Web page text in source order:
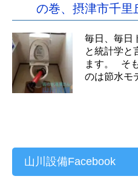
の巻、摂津市千里
毎日、毎日
と統計学と
ます。 そ
のは節水モ
山川設備Facebook